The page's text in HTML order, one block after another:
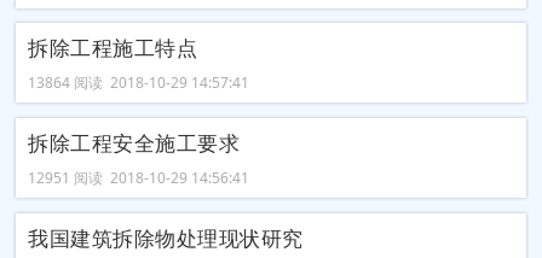
拆除工程施工特点
13864 阅读 2018-10-29 14:57:41
拆除工程安全施工要求
12951 阅读 2018-10-29 14:56:41
我国建筑拆除物处理现状研究